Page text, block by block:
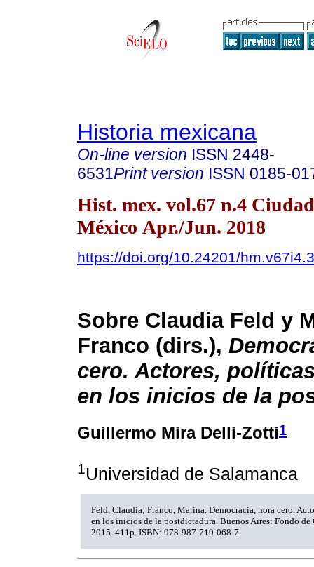
Historia mexicana
On-line version ISSN 2448-
6531Print version ISSN 0185-
Hist. mex. vol.67 n.4
México Apr./Jun. 2018
https://doi.org/10.24201/
Sobre Claudia Feld y
Franco (dirs.),
cero. Actores,
en los inicios de la
Guillermo Mira Delli-Zotti1
1Universidad de Salamanca
Feld, Claudia; Franco, Marina. Democracia, hora cero.
en los inicios de la postdictadura. Buenos Aires: Fondo
2015. 411p. ISBN: 978-987-719-068-7.